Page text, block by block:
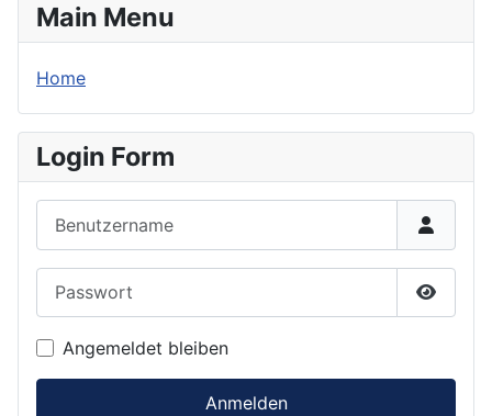
Main Menu
Home
Login Form
Angemeldet bleiben
Anmelden